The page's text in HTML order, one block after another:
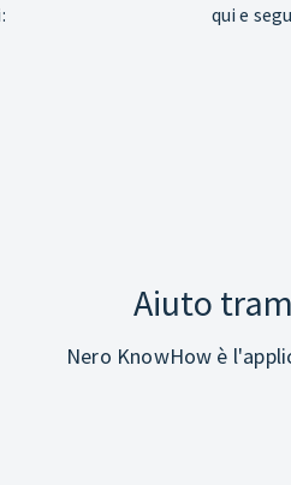
qui e
Aiuto
Nero KnowHow è